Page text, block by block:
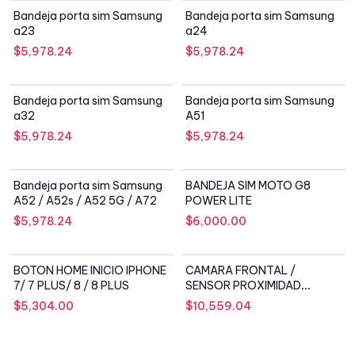
Bandeja porta sim Samsung
a23
$5,978.24
Bandeja porta sim Samsung
a24
$5,978.24
Bandeja porta sim Samsung
a32
$5,978.24
Bandeja porta sim Samsung
A51
$5,978.24
Bandeja porta sim Samsung
A52 / A52s / A52 5G / A72
$5,978.24
BANDEJA SIM MOTO G8
POWER LITE
$6,000.00
BOTON HOME INICIO IPHONE
7/ 7 PLUS/ 8 / 8 PLUS
$5,304.00
CAMARA FRONTAL /
SENSOR PROXIMIDAD
IPHONE 7G
$10,559.04